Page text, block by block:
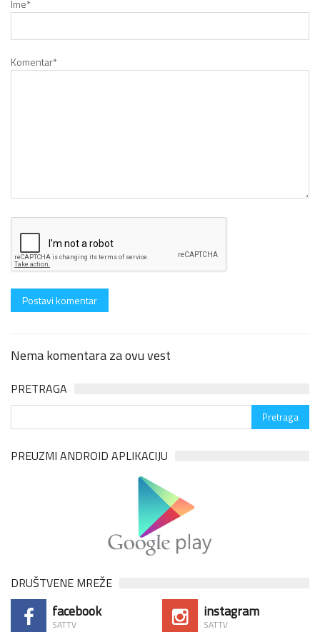
Ime*
Komentar*
Nema komentara za ovu vest
PRETRAGA
PREUZMI ANDROID APLIKACIJU
DRUŠTVENE MREŽE
facebook
SATTV
instagram
SATTV